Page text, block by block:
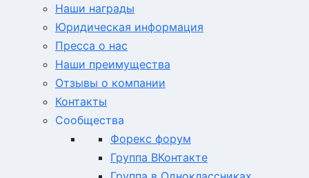
Наши награды
Юридическая информация
Пресса о нас
Наши преимущества
Отзывы о компании
Контакты
Сообщества
Форекс форум
Группа ВКонтакте